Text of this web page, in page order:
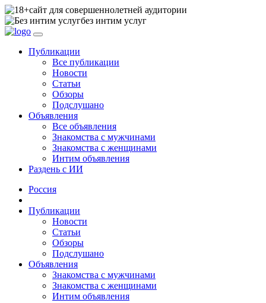
сайт для совершеннолетней аудитории
без интим услуг
Публикации
Все публикации
Новости
Статьи
Обзоры
Подслушано
Объявления
Все объявления
Знакомства с мужчинами
Знакомства с женщинами
Интим объявления
Раздень с ИИ
Россия
Публикации
Новости
Статьи
Обзоры
Подслушано
Объявления
Знакомства с мужчинами
Знакомства с женщинами
Интим объявления